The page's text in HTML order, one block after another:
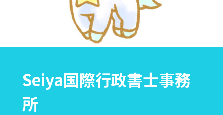
Seiya国際行政書士事務
所